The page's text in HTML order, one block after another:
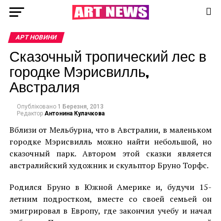
АРТ НОВИНИ
Сказочный тропический лес в
городке Мэрисвилль,
Австралия
Опубліковано 1 Березня, 2013
Редактор Антонина Кулачкова
Вблизи от Мельбурна, что в Австралии, в маленьком
городке Мэрисвилль можно найти небольшой, но
сказочный парк. Автором этой сказки является
австралийский художник и скульптор Бруно Торфс.
Родился Бруно в Южной Америке и, будучи 15-
летним подростком, вместе со своей семьей он
эмигрировал в Европу, где закончил учебу и начал